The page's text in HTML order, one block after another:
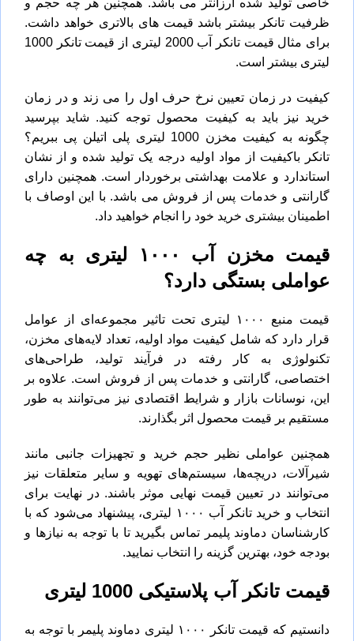
خاصی تولید شده ارزانتر می باشد. همچنین هر چه حجم و
ظرفیت تانکر بیشتر باشد قیمت های بالاتری خواهد داشت.
برای مثال قیمت تانکر آب 2000 لیتری
از قیمت تانکر 1000
لیتری بیشتر است.
کیفیت در زمان تعیین نرخ حرف اول را می زند و در زمان
خرید نیز باید به کیفیت محصول توجه کنید. شاید بپرسید
چگونه به کیفیت مخزن 1000 لیتری پلی اتیلن پی ببریم؟
تانکر باکیفیت از مواد اولیه درجه یک تولید شده و از نشان
استاندارد و علامت بهداشتی برخوردار است. همچنین دارای
گارانتی و خدمات پس از فروش می باشد. با این اوصاف با
اطمینان بیشتری خرید خود را انجام خواهید داد.
قیمت مخزن آب ۱۰۰۰ لیتری به چه
عواملی بستگی دارد؟
قیمت منبع ۱۰۰۰ لیتری تحت تاثیر مجموعه‌ای از عوامل
قرار دارد که شامل کیفیت مواد اولیه، تعداد لایه‌های مخزن،
تکنولوژی به کار رفته در فرآیند تولید، طراحی‌های
اختصاصی، گارانتی و خدمات پس از فروش است. علاوه بر
این، نوسانات بازار و شرایط اقتصادی نیز می‌توانند به طور
مستقیم بر قیمت محصول اثر بگذارند.
همچنین عواملی نظیر حجم خرید و تجهیزات جانبی مانند
شیرآلات، دریچه‌ها، سیستم‌های تهویه و سایر متعلقات نیز
می‌توانند در تعیین قیمت نهایی موثر باشند. در نهایت برای
انتخاب و خرید تانکر آب ۱۰۰۰ لیتری، پیشنهاد می‌شود که با
کارشناسان دماوند پلیمر تماس بگیرید تا با توجه به نیازها و
بودجه خود، بهترین گزینه را انتخاب نمایید.
قیمت تانکر آب پلاستیکی 1000 لیتری
دانستیم که قیمت تانکر ۱۰۰۰ لیتری دماوند پلیمر با توجه به